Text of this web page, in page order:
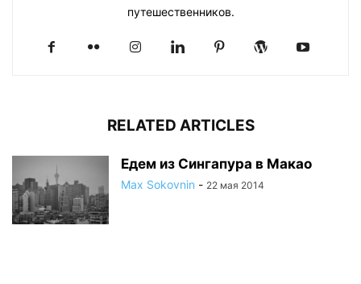
путешественников.
RELATED ARTICLES
Едем из Сингапура в Макао
Max Sokovnin - 22 мая 2014